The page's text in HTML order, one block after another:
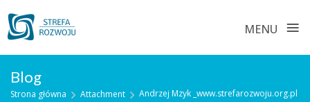
MENU ≡
content
Blog
Strona główna Attachment Andrzej Mzyk _www.strefarozwoju.org.pl